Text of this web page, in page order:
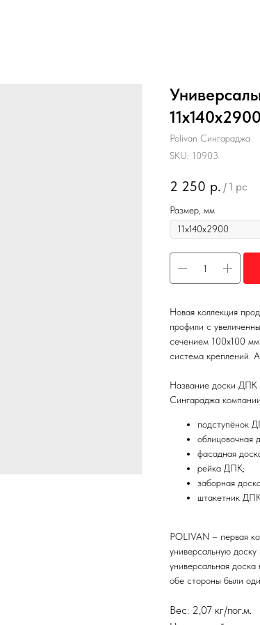
Polivan Сингараджа
SKU: 10903
2 250 р. / 1 pc
Размер, мм
Новая коллекция
профили с
сечением 100х100
система креплений.
Название доски ДПК
Сингараджа
подступёнок
облицовочная
фасадная
рейка ДПК;
заборная
штакетник ДПК.
POLIVAN – первая
универсальную
универсальная
обе стороны были
Вес: 2,07 кг/пог.м.